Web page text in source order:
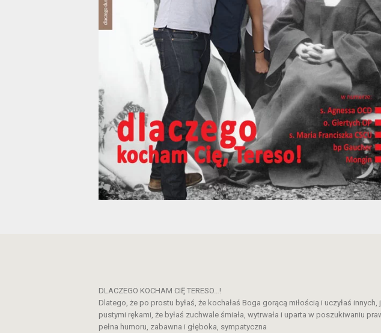
DLACZEGO KOCHAM CIĘ TERESO…!
Dlatego, że po prostu byłaś, że kochałaś Boga gorącą miłością i uczyłaś
pustymi rękami, że byłaś zuchwale śmiała, wytrwała i uparta w poszukiwaniu
pełna humoru, zabawna i głęboka, sympatyczna